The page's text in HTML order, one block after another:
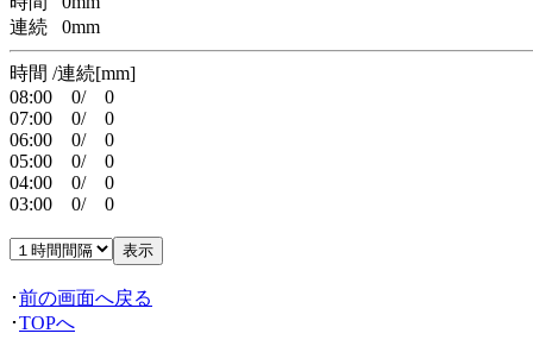
連続 0mm
時間 /連続[mm]
08:00 0/ 0
07:00 0/ 0
06:00 0/ 0
05:00 0/ 0
04:00 0/ 0
03:00 0/ 0
･前の画面へ戻る
･TOPへ